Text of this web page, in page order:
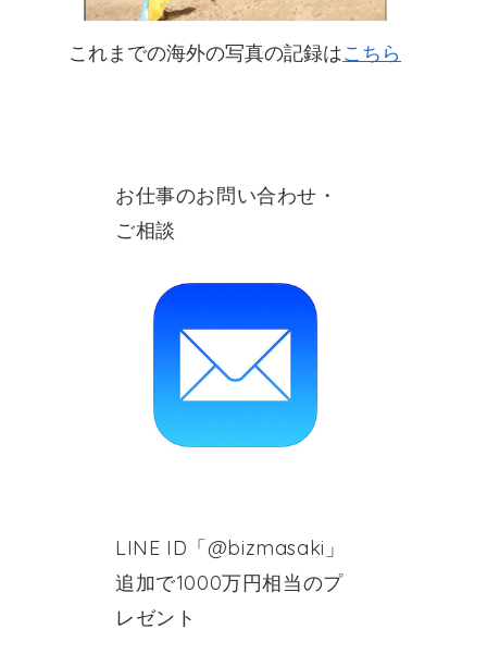
これまでの海外の写真の記録はこちら
お仕事のお問い合わせ・
ご相談
LINE ID「@bizmasaki」
追加で1000万円相当のプ
レゼント